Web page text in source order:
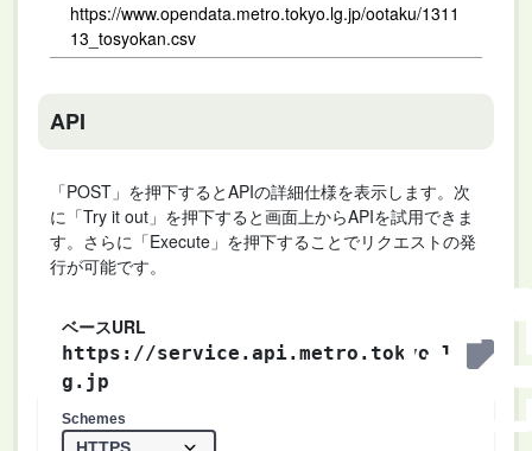
https://www.opendata.metro.tokyo.lg.jp/ootaku/1311
13_tosyokan.csv
API
「POST」を押下するとAPIの詳細仕様を表示します。次
に「Try it out」を押下すると画面上からAPIを試用できま
す。さらに「Execute」を押下することでリクエストの発
行が可能です。
ベースURL
https://service.api.metro.tokyo.l
g.jp
Schemes